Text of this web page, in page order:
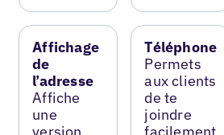
Affichage
de
l’adresse
Affiche
une
version
Téléphone
Permets
aux clients
de te
joindre
facilement